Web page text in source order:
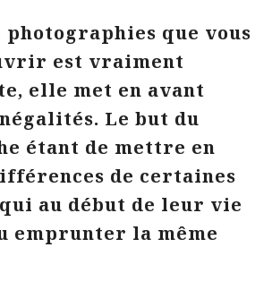
photographies que vous
est vraiment
elle met en avant
Le but du
étant de mettre en
de certaines
au début de leur vie
emprunter la même